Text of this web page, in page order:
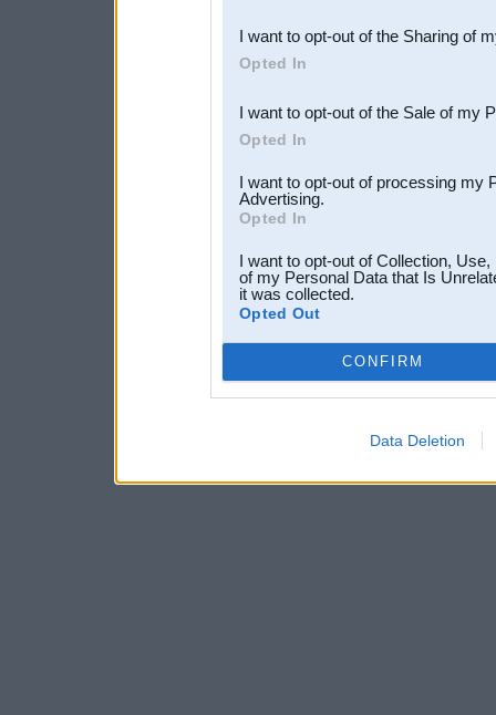
Downstream Participants
third parties.
I want to opt-out of the Sharing of
Opted In
I want to opt-out of the Sale of my
Opted In
I want to opt-out of processing my
Advertising.
Opted In
I want to opt-out of Collection,
of my Personal Data that Is
it was collected.
Opted Out
CONFIRM
Data Deletion